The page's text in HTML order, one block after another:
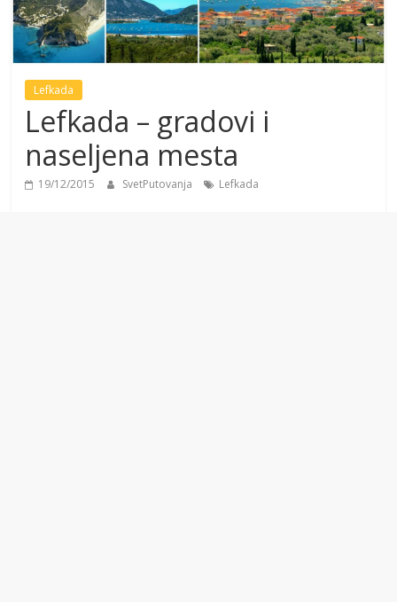
Lefkada
Lefkada – gradovi i
naseljena mesta
19/12/2015 SvetPutovanja Lefkada